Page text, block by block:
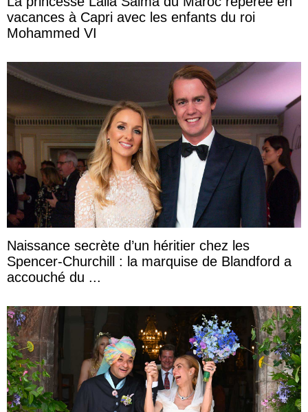
vacances à Capri avec les enfants du roi
Mohammed VI
Naissance secrète d’un héritier chez les
Spencer-Churchill : la marquise de Blandford a
accouché du ...